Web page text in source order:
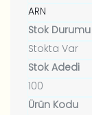
ARN
Stok Durumu
Stokta Var
Stok Adedi
100
Ürün Kodu